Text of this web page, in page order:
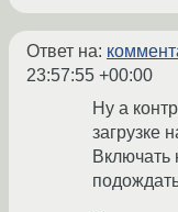
Ответ на:
23:57:55 +00:00
Ну а
загрузке
Включать